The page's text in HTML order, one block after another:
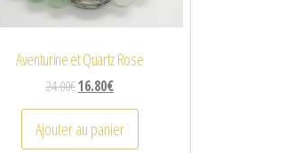
Aventurine et Quartz Rose
24.00€16.80€
Ajouter au panier